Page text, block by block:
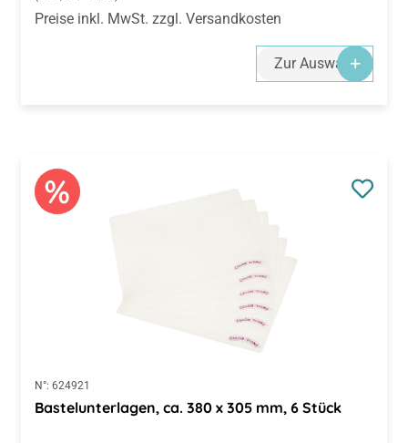
Preise inkl. MwSt. zzgl. Versandkosten
Zur Auswahl
N°: 624921
Bastelunterlagen, ca. 380 x 305 mm, 6 Stück